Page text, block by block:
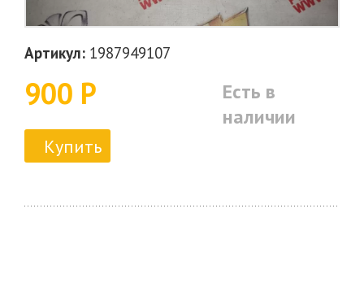
Артикул: 1987949107
900 Р
Есть в
наличии
Купить